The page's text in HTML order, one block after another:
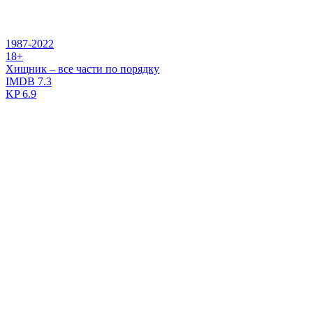
1987-2022
18+
Хищник – все части по порядку
IMDB 7.3
KP6.9